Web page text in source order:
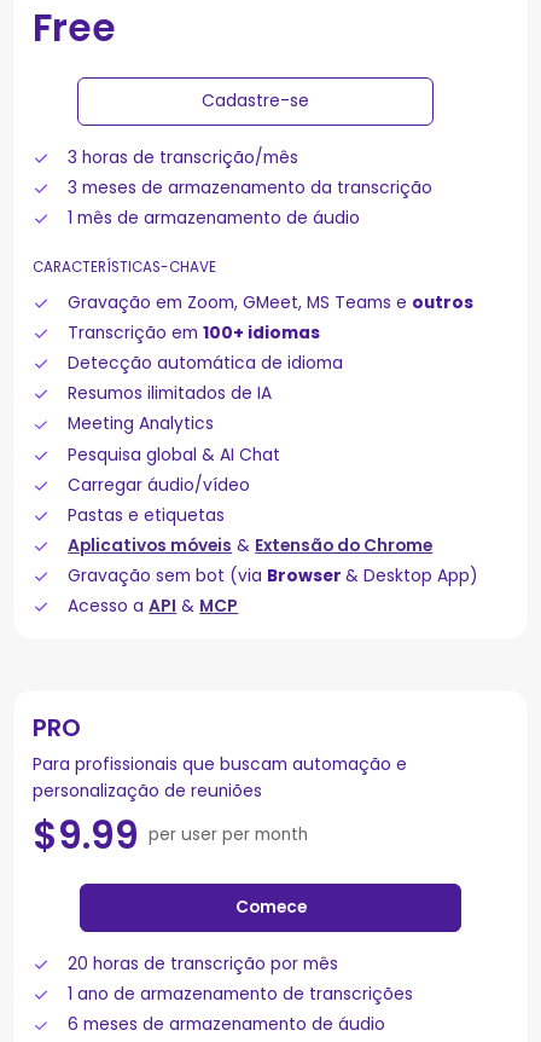
Free
Cadastre-se
3 horas de transcrição/mês
3 meses de armazenamento da transcrição
1 mês de armazenamento de áudio
CARACTERÍSTICAS-CHAVE
Gravação em Zoom, GMeet, MS Teams e outros
Transcrição em100+ idiomas
Detecção automática de idioma
Resumos ilimitados de IA
Meeting Analytics
Pesquisa global & AI Chat
Carregar áudio/vídeo
Pastas e etiquetas
Aplicativos móveis & Extensão do Chrome
Gravação sem bot (via Browser& Desktop App)
Acesso aAPI & MCP
PRO
Para profissionais que buscam automação e
personalização de reuniões
$9.99 per user per month
Comece
20 horas de transcrição por mês
1 ano de armazenamento de transcrições
6 meses de armazenamento de áudio